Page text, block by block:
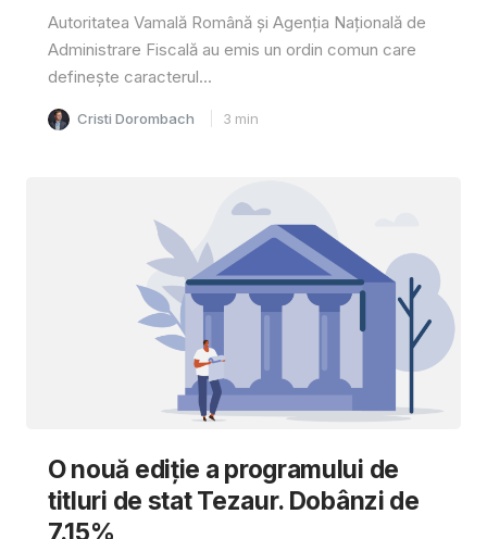
Autoritatea Vamală Română și Agenția Națională de
Administrare Fiscală au emis un ordin comun care
definește caracterul...
Cristi Dorombach 3 min
O nouă ediție a programului de
titluri de stat Tezaur. Dobânzi de
7.15%